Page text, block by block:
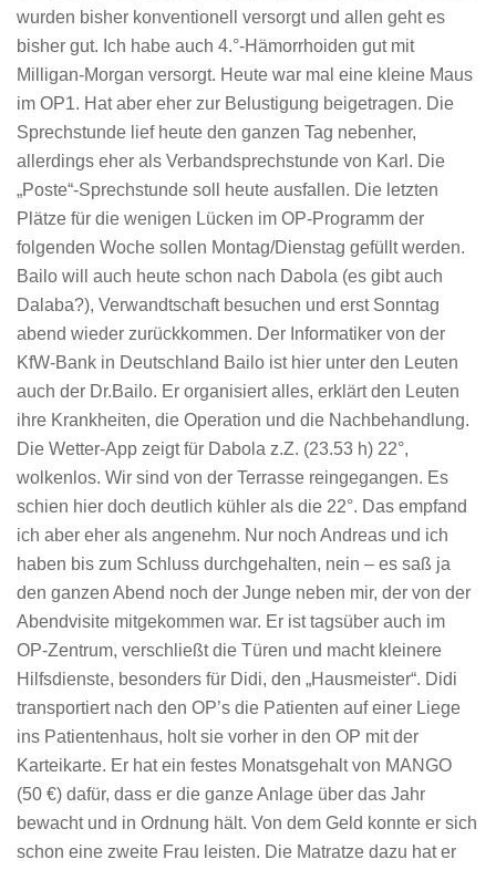
wurden bisher konventionell versorgt und allen geht es
bisher gut. Ich habe auch 4.°-Hämorrhoiden gut mit
Milligan-Morgan versorgt. Heute war mal eine kleine Maus
im OP1. Hat aber eher zur Belustigung beigetragen. Die
Sprechstunde lief heute den ganzen Tag nebenher,
allerdings eher als Verbandsprechstunde von Karl. Die
„Poste“-Sprechstunde soll heute ausfallen. Die letzten
Plätze für die wenigen Lücken im OP-Programm der
folgenden Woche sollen Montag/Dienstag gefüllt werden.
Bailo will auch heute schon nach Dabola (es gibt auch
Dalaba?), Verwandtschaft besuchen und erst Sonntag
abend wieder zurückkommen. Der Informatiker von der
KfW-Bank in Deutschland Bailo ist hier unter den Leuten
auch der Dr.Bailo. Er organisiert alles, erklärt den Leuten
ihre Krankheiten, die Operation und die Nachbehandlung.
Die Wetter-App zeigt für Dabola z.Z. (23.53 h) 22°,
wolkenlos. Wir sind von der Terrasse reingegangen. Es
schien hier doch deutlich kühler als die 22°. Das empfand
ich aber eher als angenehm. Nur noch Andreas und ich
haben bis zum Schluss durchgehalten, nein – es saß ja
den ganzen Abend noch der Junge neben mir, der von der
Abendvisite mitgekommen war. Er ist tagsüber auch im
OP-Zentrum, verschließt die Türen und macht kleinere
Hilfsdienste, besonders für Didi, den „Hausmeister“. Didi
transportiert nach den OP’s die Patienten auf einer Liege
ins Patientenhaus, holt sie vorher in den OP mit der
Karteikarte. Er hat ein festes Monatsgehalt von MANGO
(50 €) dafür, dass er die ganze Anlage über das Jahr
bewacht und in Ordnung hält. Von dem Geld konnte er sich
schon eine zweite Frau leisten. Die Matratze dazu hat er